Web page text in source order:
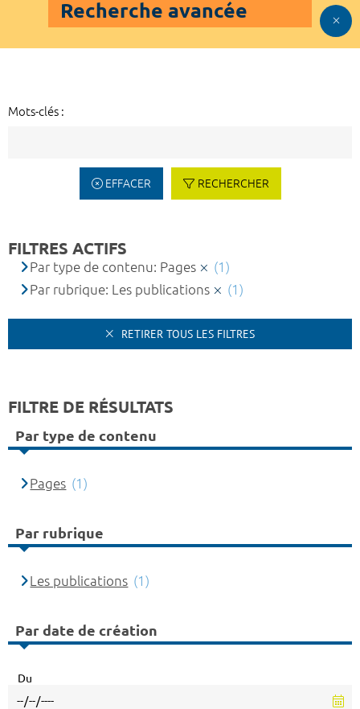
Recherche avancée
Mots-clés :
EFFACER RECHERCHER
FILTRES ACTIFS
Par type de contenu: Pages
(1)
Par rubrique: Les publications
(1)
RETIRER TOUS LES FILTRES
FILTRE DE RÉSULTATS
Par type de contenu
Pages (1)
Par rubrique
Les publications (1)
Par date de création
Du